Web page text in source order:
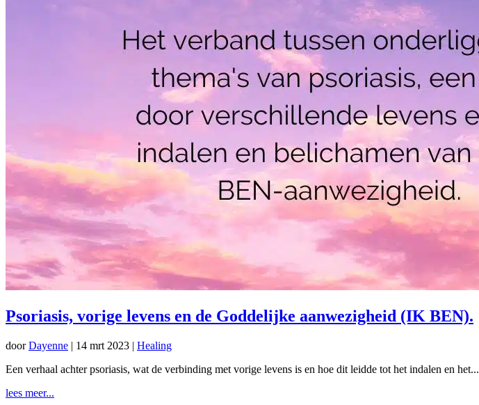
Psoriasis, vorige levens en de Goddelijke aanwezigheid (IK BEN).
doorDayenne | 14 mrt 2023 | Healing
Een verhaal achter psoriasis, wat de verbinding met vorige levens is en hoe dit leidde tot het indalen en het...
lees meer...